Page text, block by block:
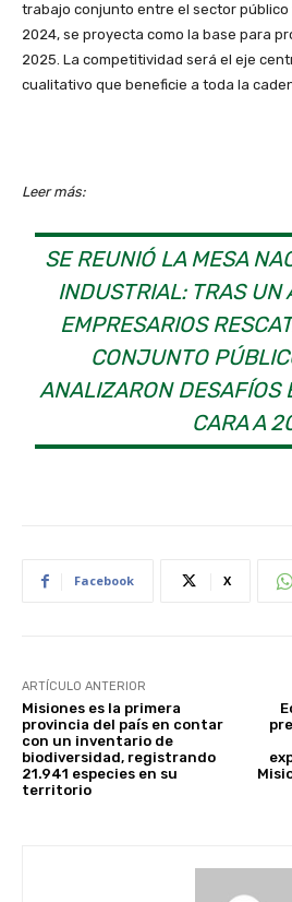
trabajo conjunto entre el sector público
2024, se proyecta como la base para
2025. La competitividad será el eje
cualitativo que beneficie a toda la
Leer más:
SE REUNIÓ LA MESA
INDUSTRIAL: TRAS UN
EMPRESARIOS
CONJUNTO
ANALIZARON DESAFÍOS
CARA A
Facebook X
ARTÍCULO ANTERIOR
Misiones es la primera
provincia del país en contar
con un inventario de
biodiversidad, registrando
21.941 especies en su
territorio